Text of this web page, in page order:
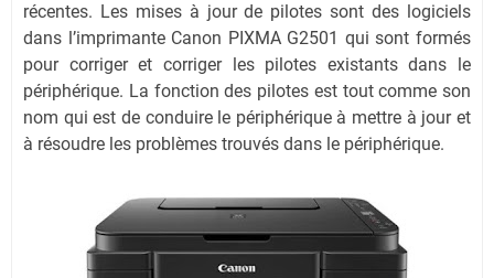
récentes. Les mises à jour de pilotes sont des logiciels
dans l’imprimante Canon PIXMA G2501 qui sont formés
pour corriger et corriger les pilotes existants dans le
périphérique. La fonction des pilotes est tout comme son
nom qui est de conduire le périphérique à mettre à jour et
à résoudre les problèmes trouvés dans le périphérique.